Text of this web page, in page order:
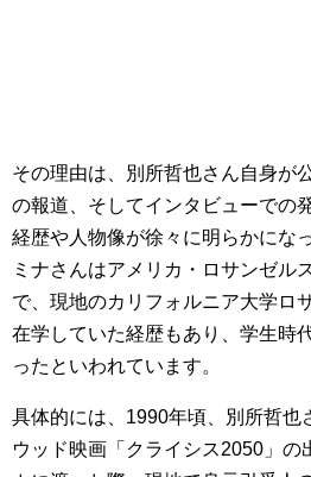
その理由は、別所哲也さん自身が
の報道、そしてインタビューでの
経歴や人物像が徐々に明らかにな
ミナさんはアメリカ・ロサンゼル
で、現地のカリフォルニア大学ロ
在学していた経歴もあり、学生時
ったといわれています。
具体的には、1990年頃、別所哲也
ウッド映画「クライシス2050」の